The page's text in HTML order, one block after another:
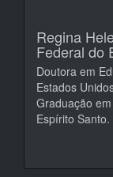
Regina
Federal do
Doutora em
Estados
Graduação
Espírito